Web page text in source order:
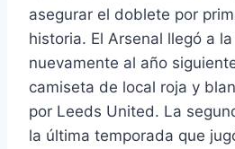
asegurar el doblete por
historia. El Arsenal llegó a
nuevamente al año
camiseta de local roja y
por Leeds United. La
la última temporada que